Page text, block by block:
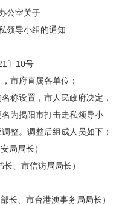
公室关于
领导小组的通知
〕10号
市府直属各单位：
设置，市人民政府决定，
为揭阳市打击走私领导小
整。调整后组成人员如下：
局局长）
、市信访局局长）
长、市台港澳事务局局长）